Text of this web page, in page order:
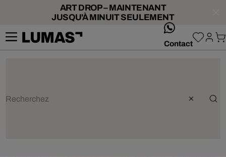
ART DROP – MAINTENANT
JUSQU'À MINUIT SEULEMENT
Contact